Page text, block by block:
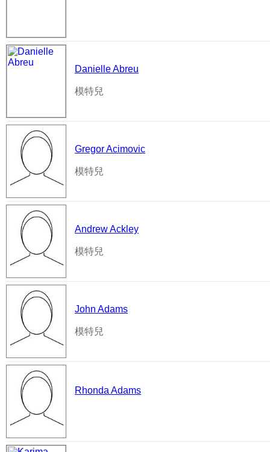
Danielle Abreu
模特兒
Gregor Acimovic
模特兒
Andrew Ackley
模特兒
John Adams
模特兒
Rhonda Adams